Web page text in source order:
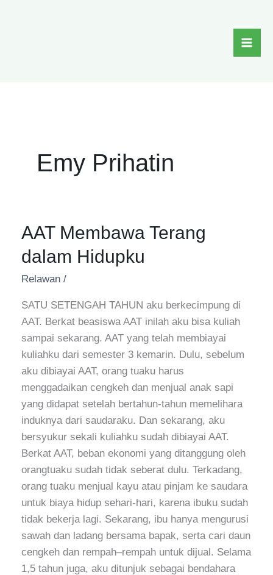
Emy Prihatin
AAT Membawa Terang
dalam Hidupku
Relawan/
SATU SETENGAH TAHUN aku berkecimpung di
AAT. Berkat beasiswa AAT inilah aku bisa kuliah
sampai sekarang. AAT yang telah membiayai
kuliahku dari semester 3 kemarin. Dulu, sebelum
aku dibiayai AAT, orang tuaku harus
menggadaikan cengkeh dan menjual anak sapi
yang didapat setelah bertahun-tahun memelihara
induknya dari saudaraku. Dan sekarang, aku
bersyukur sekali kuliahku sudah dibiayai AAT.
Berkat AAT, beban ekonomi yang ditanggung oleh
orangtuaku sudah tidak seberat dulu. Terkadang,
orang tuaku menjual kayu atau pinjam ke saudara
untuk biaya hidup sehari-hari, karena ibuku sudah
tidak bekerja lagi. Sekarang, ibu hanya mengurusi
sawah dan ladang bersama bapak, serta cari daun
cengkeh dan rempah–rempah untuk dijual. Selama
1,5 tahun juga, aku ditunjuk sebagai bendahara
Membawa
dalam
Hidupku